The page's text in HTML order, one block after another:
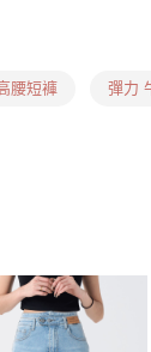
腰短褲 彈力